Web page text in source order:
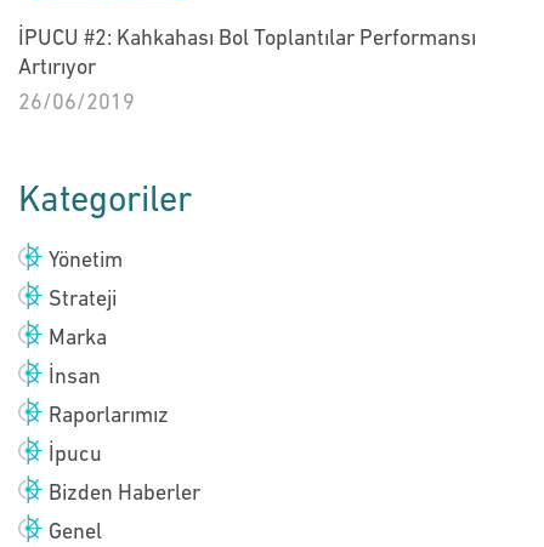
İPUCU #2: Kahkahası Bol Toplantılar Performansı
Artırıyor
26/06/2019
Kategoriler
Yönetim
Strateji
Marka
İnsan
Raporlarımız
İpucu
Bizden Haberler
Genel